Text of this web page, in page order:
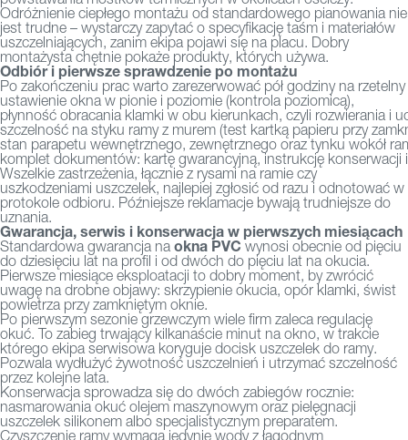
Odróżnienie ciepłego montażu od standardowego pianowania nie
jest trudne – wystarczy zapytać o specyfikację taśm i materiałów
uszczelniających, zanim ekipa pojawi się na placu. Dobry
montażysta chętnie pokaże produkty, których używa.
Odbiór i pierwsze sprawdzenie po montażu
Po zakończeniu prac warto zarezerwować pół godziny na
ustawienie okna w pionie i poziomie (kontrola poziomicą),
płynność obracania klamki w obu kierunkach, czyli rozwierania i
szczelność na styku ramy z murem (test kartką papieru przy
stan parapetu wewnętrznego, zewnętrznego oraz tynku wokół
komplet dokumentów: kartę gwarancyjną, instrukcję konserwacji
Wszelkie zastrzeżenia, łącznie z rysami na ramie czy
uszkodzeniami uszczelek, najlepiej zgłosić od razu i odnotować w
protokole odbioru. Późniejsze reklamacje bywają trudniejsze do
uznania.
Gwarancja, serwis i konserwacja w pierwszych miesiącach
Standardowa gwarancja na okna PVC wynosi obecnie od pięciu
do dziesięciu lat na profil i od dwóch do pięciu lat na okucia.
Pierwsze miesiące eksploatacji to dobry moment, by zwrócić
uwagę na drobne objawy: skrzypienie okucia, opór klamki, świst
powietrza przy zamkniętym oknie.
Po pierwszym sezonie grzewczym wiele firm zaleca regulację
okuć. To zabieg trwający kilkanaście minut na okno, w trakcie
którego ekipa serwisowa koryguje docisk uszczelek do ramy.
Pozwala wydłużyć żywotność uszczelnień i utrzymać szczelność
przez kolejne lata.
Konserwacja sprowadza się do dwóch zabiegów rocznie:
nasmarowania okuć olejem maszynowym oraz pielęgnacji
uszczelek silikonem albo specjalistycznym preparatem.
Czyszczenie ramy wymaga jedynie wody z łagodnym